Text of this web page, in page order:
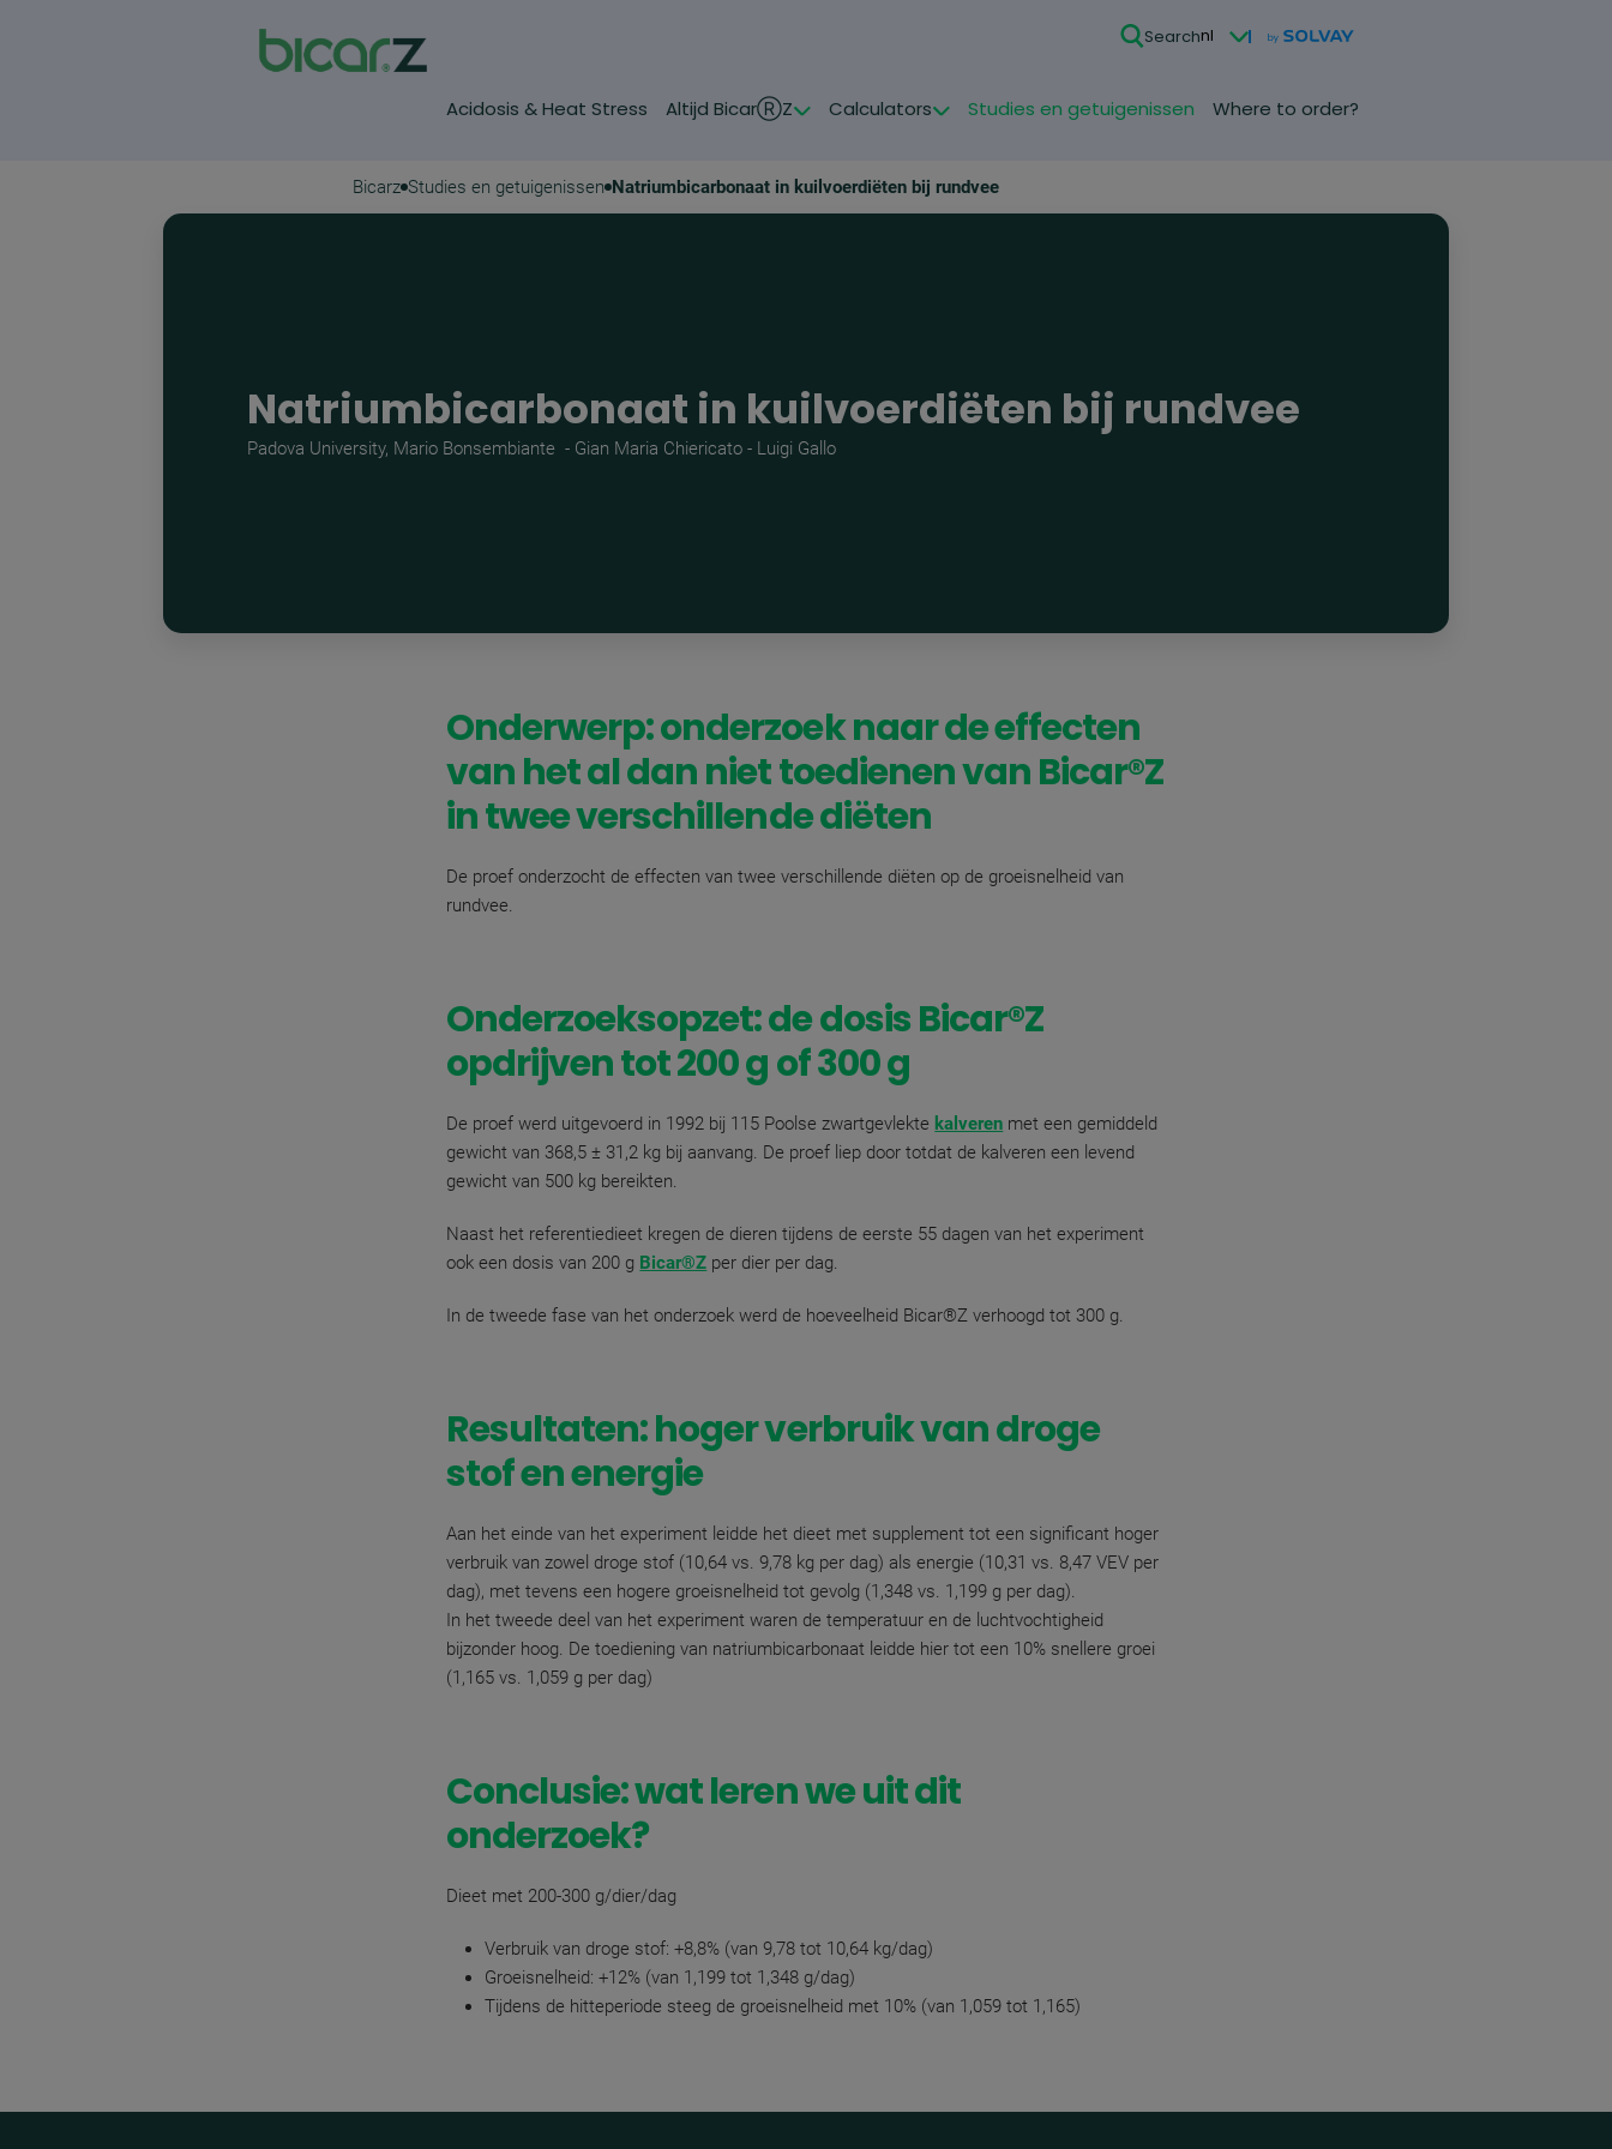
Searchnl
Acidosis & Heat Stress Altijd BicarⓇZ Calculators Studies en getuigenissen Where to order?
Bicarz Studies en getuigenissen Natriumbicarbonaat in kuilvoerdiëten bij rundvee
Natriumbicarbonaat in kuilvoerdiëten bij rundvee
Padova University, Mario Bonsembiante - Gian Maria Chiericato - Luigi Gallo
Onderwerp: onderzoek naar de effecten
van het al dan niet toedienen van Bicar®Z
in twee verschillende diëten
De proef onderzocht de effecten van twee verschillende diëten op de groeisnelheid van
rundvee.
Onderzoeksopzet: de dosis Bicar®Z
opdrijven tot 200 g of 300 g
De proef werd uitgevoerd in 1992 bij 115 Poolse zwartgevlekte kalveren met een gemiddeld
gewicht van 368,5 ± 31,2 kg bij aanvang. De proef liep door totdat de kalveren een levend
gewicht van 500 kg bereikten.
Naast het referentiedieet kregen de dieren tijdens de eerste 55 dagen van het experiment
ook een dosis van 200 g Bicar®Z per dier per dag.
In de tweede fase van het onderzoek werd de hoeveelheid Bicar®Z verhoogd tot 300 g.
Resultaten: hoger verbruik van droge
stof en energie
Aan het einde van het experiment leidde het dieet met supplement tot een significant hoger
verbruik van zowel droge stof (10,64 vs. 9,78 kg per dag) als energie (10,31 vs. 8,47 VEV per
dag), met tevens een hogere groeisnelheid tot gevolg (1,348 vs. 1,199 g per dag).
In het tweede deel van het experiment waren de temperatuur en de luchtvochtigheid
bijzonder hoog. De toediening van natriumbicarbonaat leidde hier tot een 10% snellere groei
(1,165 vs. 1,059 g per dag)
Conclusie: wat leren we uit dit
onderzoek?
Dieet met 200-300 g/dier/dag
Verbruik van droge stof: +8,8% (van 9,78 tot 10,64 kg/dag)
Groeisnelheid: +12% (van 1,199 tot 1,348 g/dag)
Tijdens de hitteperiode steeg de groeisnelheid met 10% (van 1,059 tot 1,165)